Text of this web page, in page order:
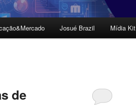
Josué Brazil Mídia Kit
de